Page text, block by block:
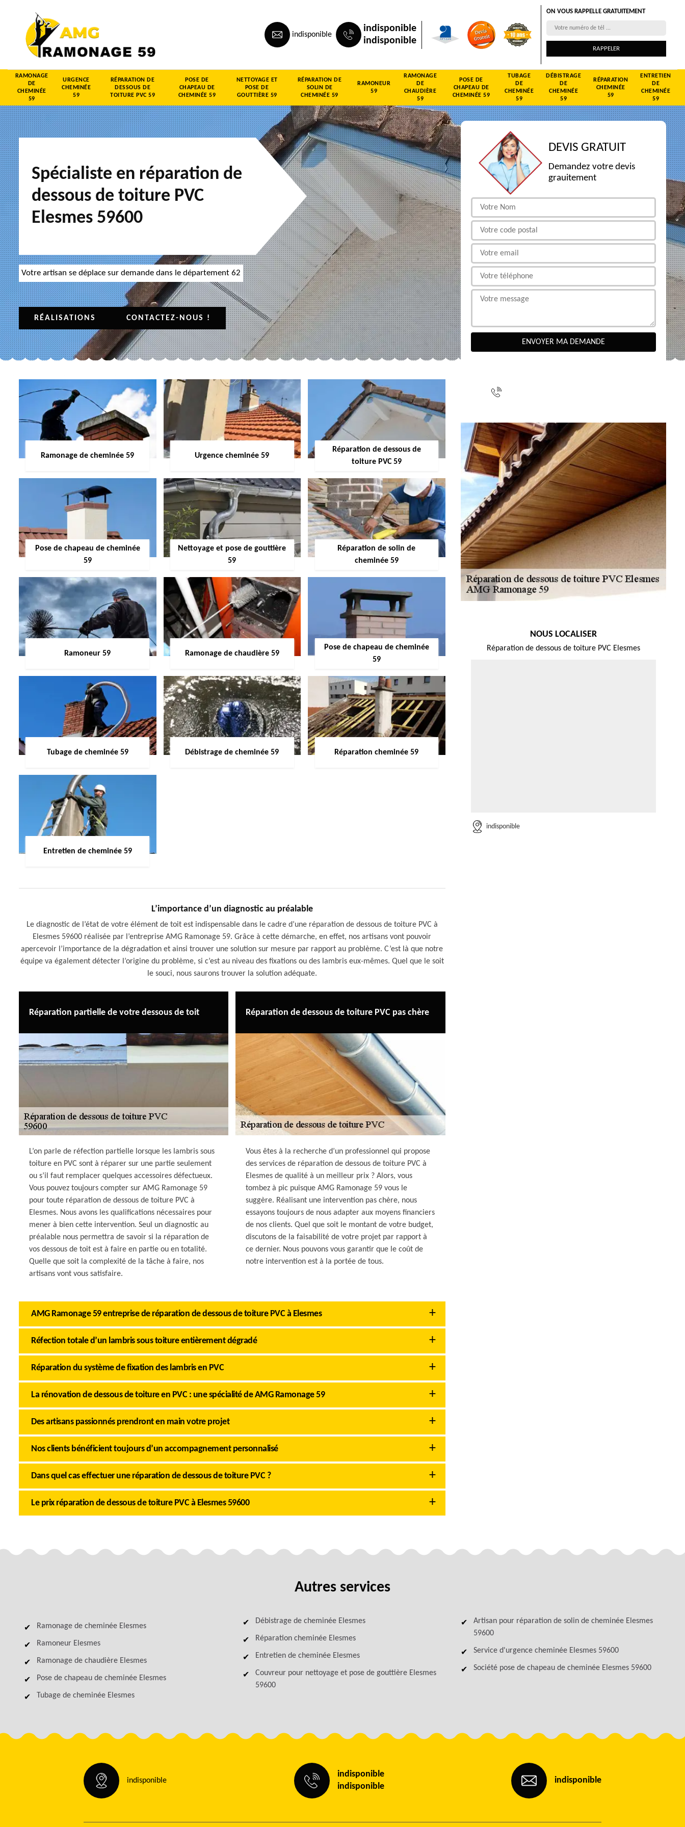
indisponible
indisponible
indisponible
ON VOUS RAPPELLE GRATUITEMENT
RAMONAGE
DE
CHEMINÉE
59
URGENCE
CHEMINÉE
59
RÉPARATION DE
DESSOUS DE
TOITURE PVC 59
POSE DE
CHAPEAU DE
CHEMINÉE 59
NETTOYAGE ET
POSE DE
GOUTTIÈRE 59
RÉPARATION DE
SOLIN DE
CHEMINÉE 59
RAMONEUR
59
RAMONAGE
DE
CHAUDIÈRE
59
POSE DE
CHAPEAU DE
CHEMINÉE 59
TUBAGE
DE
CHEMINÉE
59
DÉBISTRAGE
DE
CHEMINÉE
59
RÉPARATION
CHEMINÉE
59
ENTRETIEN
DE
CHEMINÉE
59
Spécialiste en réparation de
dessous de toiture PVC
Elesmes 59600
Votre artisan se déplace sur demande dans le département 62
RÉALISATIONS CONTACTEZ-NOUS !
Ramonage de cheminée 59 Urgence cheminée 59
Réparation de dessous de
toiture PVC 59
Pose de chapeau de cheminée
59
Nettoyage et pose de gouttière
59
Réparation de solin de
cheminée 59
Ramoneur 59 Ramonage de chaudière 59
Pose de chapeau de cheminée
59
Tubage de cheminée 59 Débistrage de cheminée 59 Réparation cheminée 59
Entretien de cheminée 59
L’importance d’un diagnostic au préalable
Le diagnostic de l’état de votre élément de toit est indispensable dans le cadre d’une réparation de dessous de toiture PVC à
Elesmes 59600 réalisée par l’entreprise AMG Ramonage 59. Grâce à cette démarche, en effet, nos artisans vont pouvoir
apercevoir l’importance de la dégradation et ainsi trouver une solution sur mesure par rapport au problème. C’est là que notre
équipe va également détecter l’origine du problème, si c’est au niveau des fixations ou des lambris eux-mêmes. Quel que le soit
le souci, nous saurons trouver la solution adéquate.
Réparation partielle de votre dessous de toit
L’on parle de réfection partielle lorsque les lambris sous
toiture en PVC sont à réparer sur une partie seulement
ou s’il faut remplacer quelques accessoires défectueux.
Vous pouvez toujours compter sur AMG Ramonage 59
pour toute réparation de dessous de toiture PVC à
Elesmes. Nous avons les qualifications nécessaires pour
mener à bien cette intervention. Seul un diagnostic au
préalable nous permettra de savoir si la réparation de
vos dessous de toit est à faire en partie ou en totalité.
Quelle que soit la complexité de la tâche à faire, nos
artisans vont vous satisfaire.
Réparation de dessous de toiture PVC pas chère
Vous êtes à la recherche d’un professionnel qui propose
des services de réparation de dessous de toiture PVC à
Elesmes de qualité à un meilleur prix ? Alors, vous
tombez à pic puisque AMG Ramonage 59 vous le
suggère. Réalisant une intervention pas chère, nous
essayons toujours de nous adapter aux moyens financiers
de nos clients. Quel que soit le montant de votre budget,
discutons de la faisabilité de votre projet par rapport à
ce dernier. Nous pouvons vous garantir que le coût de
notre intervention est à la portée de tous.
AMG Ramonage 59 entreprise de réparation de dessous de toiture PVC à Elesmes
Réfection totale d’un lambris sous toiture entièrement dégradé
Réparation du système de fixation des lambris en PVC
La rénovation de dessous de toiture en PVC : une spécialité de AMG Ramonage 59
Des artisans passionnés prendront en main votre projet
Nos clients bénéficient toujours d’un accompagnement personnalisé
Dans quel cas effectuer une réparation de dessous de toiture PVC ?
Le prix réparation de dessous de toiture PVC à Elesmes 59600
DEVIS GRATUIT
Demandez votre devis
grauitement
NOUS LOCALISER
Réparation de dessous de toiture PVC Elesmes
indisponible
Autres services
Ramonage de cheminée Elesmes
Ramoneur Elesmes
Ramonage de chaudière Elesmes
Pose de chapeau de cheminée Elesmes
Tubage de cheminée Elesmes
Débistrage de cheminée Elesmes
Réparation cheminée Elesmes
Entretien de cheminée Elesmes
Couvreur pour nettoyage et pose de gouttière Elesmes
59600
Artisan pour réparation de solin de cheminée Elesmes
59600
Service d'urgence cheminée Elesmes 59600
Société pose de chapeau de cheminée Elesmes 59600
indisponible
indisponible
indisponible
indisponible